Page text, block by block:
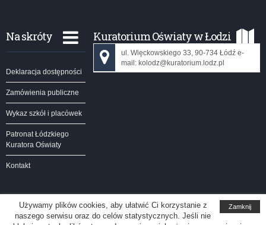
Na skróty
Deklaracja dostępności
Zamówienia publiczne
Wykaz szkół i placówek
Patronat Łódzkiego
Kuratora Oświaty
Kontakt
Kuratorium Oświaty w Łodzi
ul. Więckowskiego 33, 90-734 Łódź e-
mail: kolodz@kuratorium.lodz.pl
Kuratorium Oświaty w Łodzi
Zamknij
Używamy plików cookies, aby ułatwić Ci korzystanie z
naszego serwisu oraz do celów statystycznych. Jeśli nie